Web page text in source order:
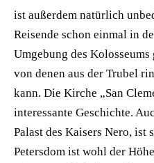
ist außerdem natürlich
Reisende schon einmal in
Umgebung des
von denen aus der Trubel
kann. Die Kirche „San
interessante Geschichte.
Palast des Kaisers Nero,
Petersdom ist wohl der